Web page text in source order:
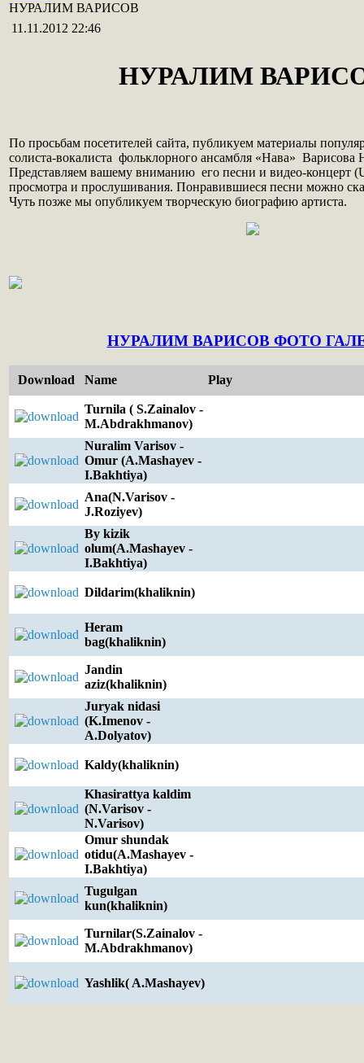
НУРАЛИМ ВАРИСОВ
11.11.2012 22:46
НУРАЛИМ
По просьбам посетителей сайта, публикуем материалы
солиста-вокалиста фольклорного ансамбля «Нава»
Представляем вашему вниманию его песни и видео-концерт
просмотра и прослушивания. Понравившиеся песни можно
Чуть позже мы опубликуем творческую биографию артиста.
НУРАЛИМ ВАРИСОВ ФОТО
Download Name Play
Turnila ( S.Zainalov -
M.Abdrakhmanov)
Nuralim Varisov -
Omur (A.Mashayev -
I.Bakhtiya)
Ana(N.Varisov -
J.Roziyev)
By kizik
olum(A.Mashayev -
I.Bakhtiya)
Dildarim(khaliknin)
Heram
bag(khaliknin)
Jandin
aziz(khaliknin)
Juryak nidasi
(K.Imenov -
A.Dolyatov)
Kaldy(khaliknin)
Khasirattya kaldim
(N.Varisov -
N.Varisov)
Omur shundak
otidu(A.Mashayev -
I.Bakhtiya)
Tugulgan
kun(khaliknin)
Turnilar(S.Zainalov -
M.Abdrakhmanov)
Yashlik( A.Mashayev)